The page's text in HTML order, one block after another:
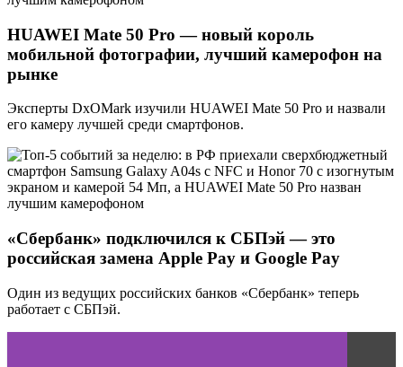
HUAWEI Mate 50 Pro — новый король
мобильной фотографии, лучший камерофон на
рынке
Эксперты DxOMark изучили HUAWEI Mate 50 Pro и назвали
его камеру лучшей среди смартфонов.
«Сбербанк» подключился к СБПэй — это
российская замена Apple Pay и Google Pay
Один из ведущих российских банков «Сбербанк» теперь
работает с СБПэй.